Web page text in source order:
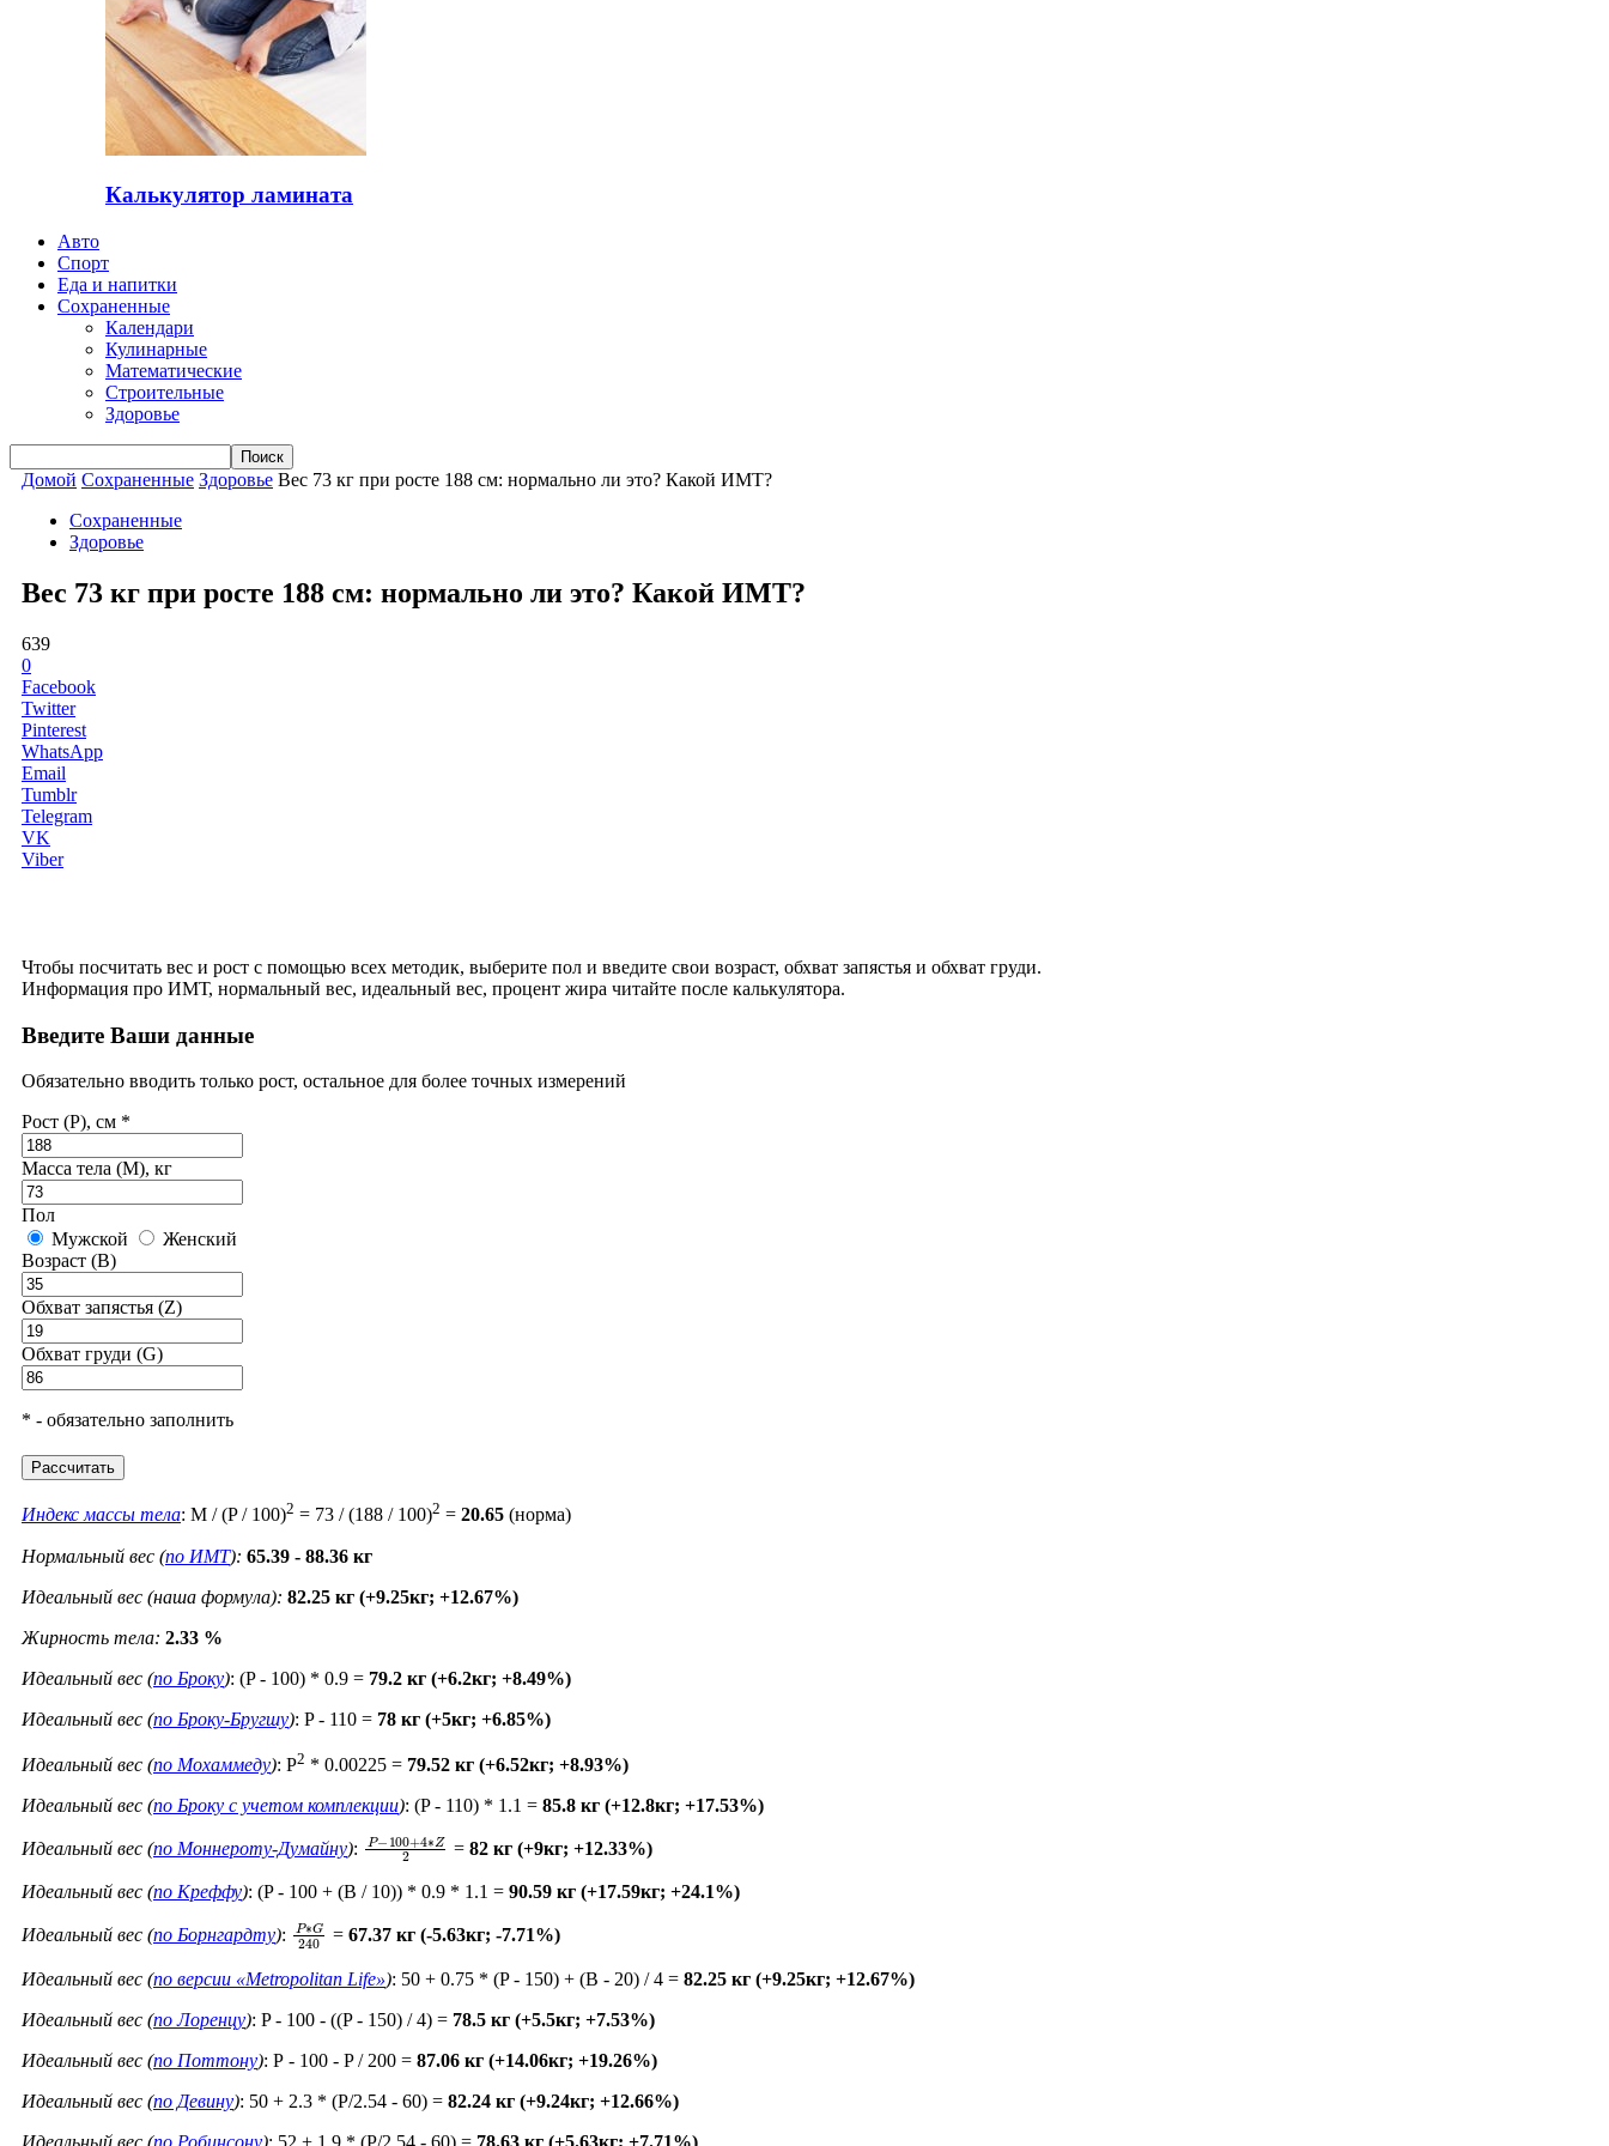
Калькулятор ламината
Авто
Спорт
Еда и напитки
Сохраненные
Календари
Кулинарные
Математические
Строительные
Здоровье
Домой Сохраненные Здоровье Вес 73 кг при росте 188 см: нормально ли это? Какой ИМТ?
Сохраненные
Здоровье
Вес 73 кг при росте 188 см: нормально ли это? Какой ИМТ?
639
0
Facebook
Twitter
Pinterest
WhatsApp
Email
Tumblr
Telegram
VK
Viber
Чтобы посчитать вес и рост с помощью всех методик, выберите пол и введите свои возраст, обхват запястья и обхват груди.
Информация про ИМТ, нормальный вес, идеальный вес, процент жира читайте после калькулятора.
Введите Ваши данные
Обязательно вводить только рост, остальное для более точных измерений
Рост (P), см *
Масса тела (M), кг
Пол
Мужской
Женский
Возраст (B)
Обхват запястья (Z)
Обхват груди (G)
* - обязательно заполнить
Рассчитать
Индекс массы тела: M / (P / 100)2 = 73 / (188 / 100)2 = 20.65 (норма)
Нормальный вес (по ИМТ): 65.39 - 88.36 кг
Идеальный вес (наша формула): 82.25 кг (+9.25кг; +12.67%)
Жирность тела: 2.33 %
Идеальный вес (по Броку): (P - 100) * 0.9 = 79.2 кг (+6.2кг; +8.49%)
Идеальный вес (по Броку-Бругшу): P - 110 = 78 кг (+5кг; +6.85%)
Идеальный вес (по Мохаммеду): P2 * 0.00225 = 79.52 кг (+6.52кг; +8.93%)
Идеальный вес (по Броку c учетом комплекции): (P - 110) * 1.1 = 85.8 кг (+12.8кг; +17.53%)
Идеальный вес (по Моннероту-Думайну): P− 100 +4∗ 2
=82 кг (+9кг; +12.33%)
Идеальный вес (по Креффу): (P - 100 + (B / 10)) * 0.9 * 1.1 = 90.59 кг (+17.59кг; +24.1%)
Идеальный вес (по Борнгардту): P∗G 240
=67.37 кг (-5.63кг; -7.71%)
Идеальный вес (по версии «Metropolitan Life»): 50 + 0.75 * (P - 150) + (B - 20) / 4 = 82.25 кг (+9.25кг; +12.67%)
Идеальный вес (по Лоренцу): P - 100 - ((P - 150) / 4) = 78.5 кг (+5.5кг; +7.53%)
Идеальный вес (по Поттону): Р - 100 - P / 200 = 87.06 кг (+14.06кг; +19.26%)
Идеальный вес (по Девину): 50 + 2.3 * (P/2.54 - 60) = 82.24 кг (+9.24кг; +12.66%)